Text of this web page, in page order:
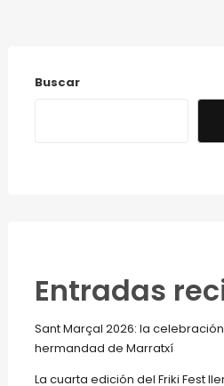
Buscar
Entradas
Sant Marçal 2026: la
hermandad de Marratxí
La cuarta edición del Friki Fest